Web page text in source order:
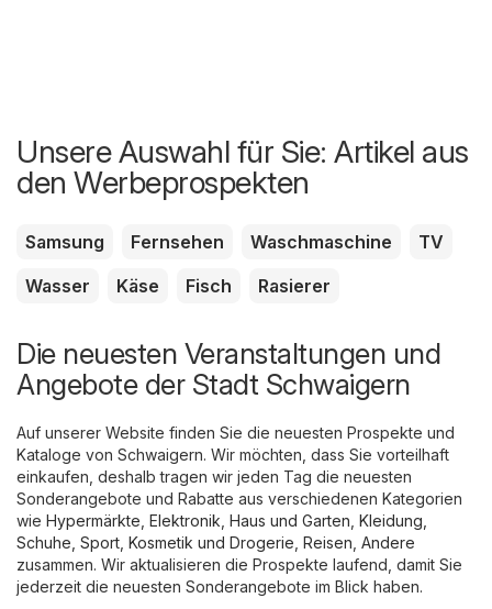
Unsere Auswahl für Sie: Artikel aus
den Werbeprospekten
Samsung Fernsehen Waschmaschine
TV
Wasser
Käse Fisch Rasierer
Die neuesten Veranstaltungen und
Angebote der Stadt Schwaigern
Auf unserer Website finden Sie die neuesten Prospekte und
Kataloge von Schwaigern. Wir möchten, dass Sie vorteilhaft
einkaufen, deshalb tragen wir jeden Tag die neuesten
Sonderangebote und Rabatte aus verschiedenen Kategorien
wie Hypermärkte Elektronik Haus und Garten Kleidung,
Schuhe, Sport Kosmetik und Drogerie Reisen Andere
zusammen. Wir aktualisieren die Prospekte laufend, damit Sie
jederzeit die neuesten Sonderangebote im Blick haben.